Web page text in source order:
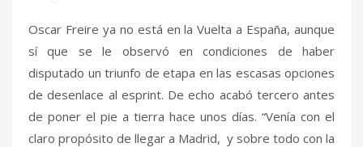
Oscar Freire ya no está en la Vuelta a España, aunque
sí que se le observó en condiciones de haber
disputado un triunfo de etapa en las escasas opciones
de desenlace al esprint. De echo acabó tercero antes
de poner el pie a tierra hace unos días. “Venía con el
claro propósito de llegar a Madrid, y sobre todo con la